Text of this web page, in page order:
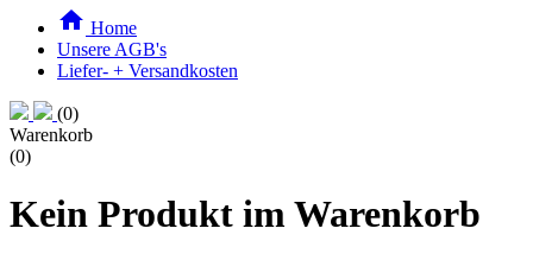
 Home
Unsere AGB's
Liefer- + Versandkosten
(0)
Warenkorb
(0)
Kein Produkt im Warenkorb